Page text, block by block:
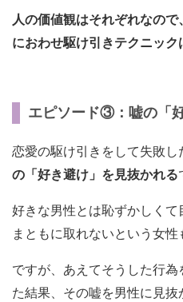
人の価値観はそれぞれなの
におわせ駆け引きテクニック
エピソード③：嘘の「
恋愛の駆け引きをして失敗し
の「好き避け」を見抜かれる
好きな男性とは恥ずかしく
まともに取れないという女性
ですが、あえてそうした行
た結果、その嘘を男性に見